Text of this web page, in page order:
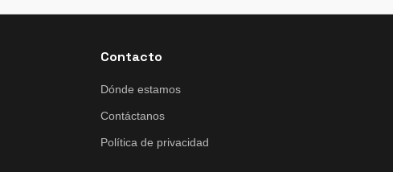
Contacto
Dónde estamos
Contáctanos
Política de privacidad